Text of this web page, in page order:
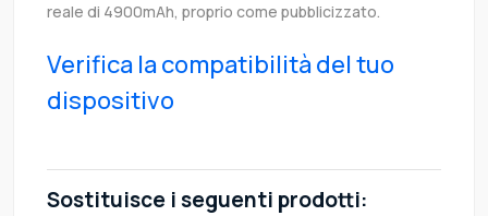
reale di 4900mAh, proprio come pubblicizzato.
Verifica la compatibilità del tuo
dispositivo
Sostituisce i seguenti prodotti: